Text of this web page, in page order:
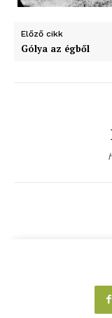
Előfizetés
Előző cikk
Gólya az égből